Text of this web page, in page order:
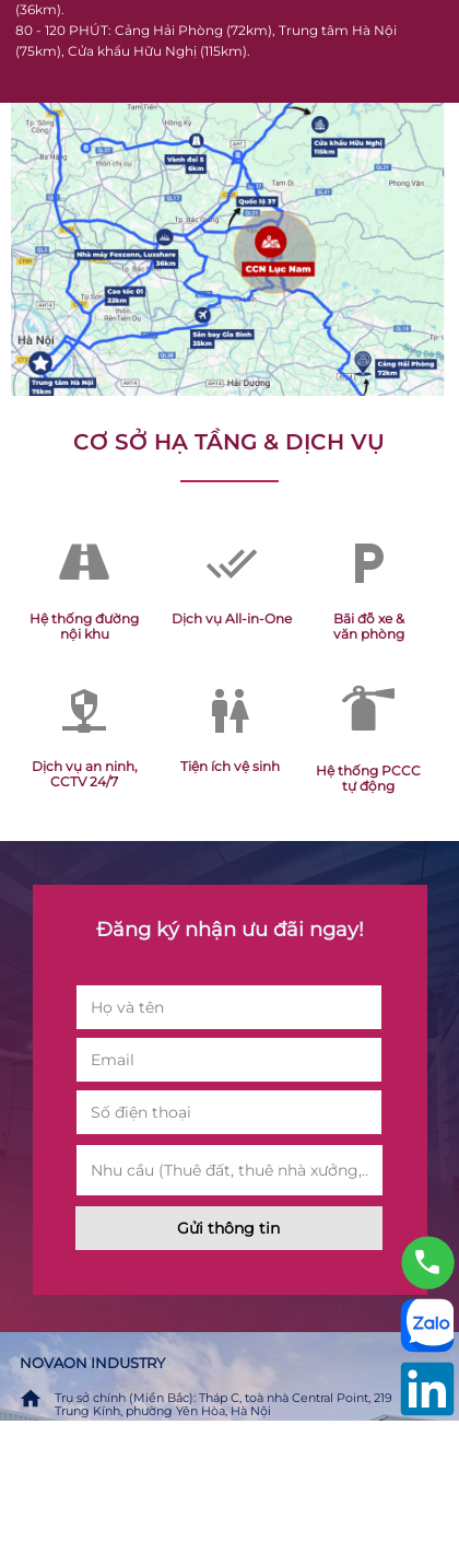
(36km).
80 - 120 PHÚT: Cảng Hải Phòng (72km), Trung tâm Hà Nội
(75km), Cửa khẩu Hữu Nghị (115km).
CƠ SỞ HẠ TẦNG & DỊCH VỤ
Hệ thống đường
nội khu
Dịch vụ All-in-One
Bãi đỗ xe &
văn phòng
Dịch vụ an ninh,
CCTV 24/7
Tiện ích vệ sinh
Hệ thống PCCC
tự động
Gửi thông tin
Đăng ký nhận ưu đãi ngay!
NOVAON INDUSTRY
Trụ sở chính (Miền Bắc): Tháp C, toà nhà Central Point, 219
Trung Kính, phường Yên Hòa, Hà Nội